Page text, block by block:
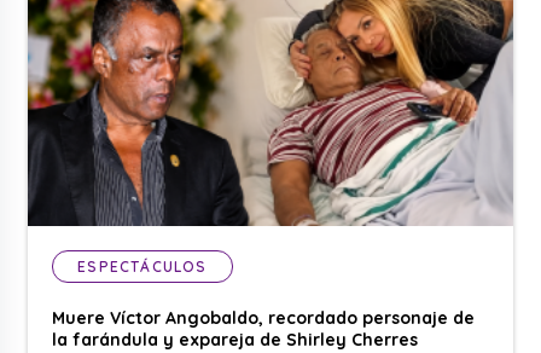
ESPECTÁCULOS
Muere Víctor Angobaldo, recordado personaje de
la farándula y expareja de Shirley Cherres